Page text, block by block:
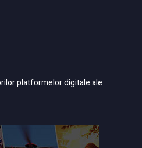
platformelor digitale ale